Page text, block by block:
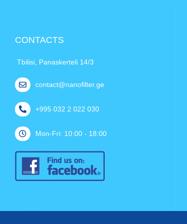
CONTACTS
Tbilisi, Panaskerteli 14/3
contact@nanofilter.ge
+995 032 2 022 030
Mon-Fri: 10:00 - 18:00